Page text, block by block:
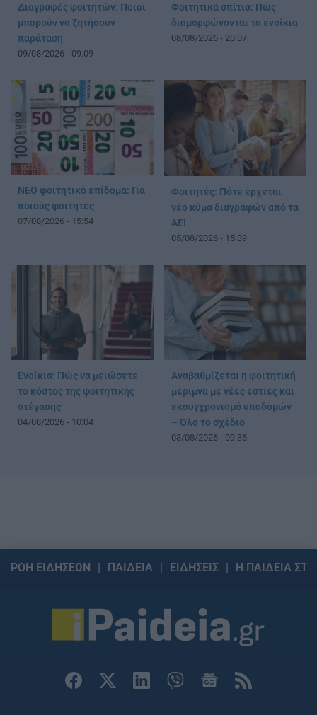
Διαγραφές φοιτητών: Ποιοί
μπορούν να ζητήσουν
παράταση
09/08/2026 - 09:09
Φοιτητικά σπίτια: Πώς
διαμορφώνονται τα ενοίκια
08/08/2026 - 20:07
ΝΕΟ φοιτητικό επίδομα: Για
ποιούς φοιτητές
07/08/2026 - 15:54
Φοιτητές: Πότε έρχεται
νέο κύμα διαγραφών από τα
ΑΕΙ
05/08/2026 - 15:39
Ενοίκια: Πώς να μειώσετε
το κόστος της φοιτητικής
στέγασης
04/08/2026 - 10:04
Αναβαθμίζεται η φοιτητική
μέριμνα με νέες εστίες και
εκσυγχρονισμό υποδομών
– Όλο το σχέδιο
03/08/2026 - 09:36
ΡΟΗ ΕΙΔΗΣΕΩΝ ΠΑΙΔΕΙΑ ΕΙΔΗΣΕΙΣ Η ΠΑΙΔΕΙΑ